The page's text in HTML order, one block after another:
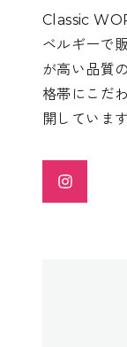
Classic
ベルギーで
が高い品質
格帯にこだ
開しています